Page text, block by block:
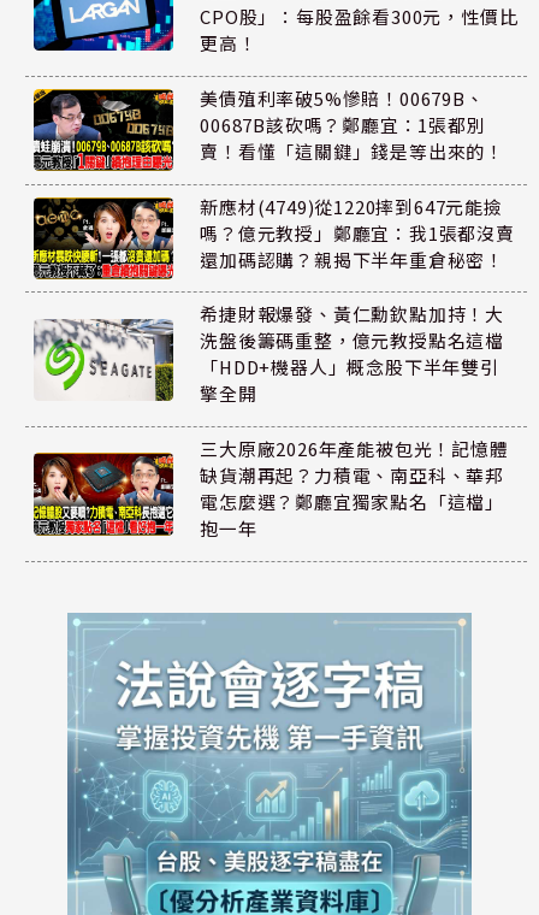
CPO股」：每股盈餘看300元，性價比
更高！
美債殖利率破5%慘賠！00679B、
00687B該砍嗎？鄭廳宜：1張都別
賣！看懂「這關鍵」錢是等出來的！
新應材(4749)從1220摔到647元能撿
嗎？億元教授」鄭廳宜：我1張都沒賣
還加碼認購？親揭下半年重倉秘密！
希捷財報爆發、黃仁勳欽點加持！大
洗盤後籌碼重整，億元教授點名這檔
「HDD+機器人」概念股下半年雙引
擎全開
三大原廠2026年產能被包光！記憶體
缺貨潮再起？力積電、南亞科、華邦
電怎麼選？鄭廳宜獨家點名「這檔」
抱一年